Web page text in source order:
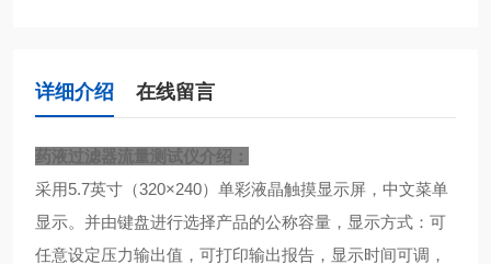
详细介绍 在线留言
药液过滤器流量测试仪介绍：
采用5.7英寸（320×240）单彩液晶触摸显示屏，中文菜单
显示。并由键盘进行选择产品的公称容量，显示方式：可
任意设定压力输出值，可打印输出报告，显示时间可调，